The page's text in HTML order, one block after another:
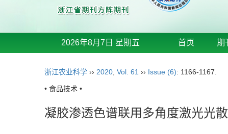
2026年8月7日 星期五 首页 期
浙江农业科学 ›› 2020 Vol. 61 ›› Issue (6): 1166-1167.
• 食品技术 •
凝胶渗透色谱联用多角度激光光